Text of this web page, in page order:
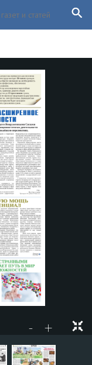
- +